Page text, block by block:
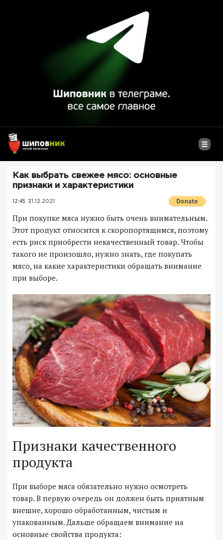
Как выбрать свежее мясо: основные
признаки и характеристики
12:45 31.12.2021
При покупке мяса нужно быть очень внимательным.
Этот продукт относится к скоропортящимся, поэтому
есть риск приобрести некачественный товар. Чтобы
такого не произошло, нужно знать, где покупать
мясо, на какие характеристики обращать внимание
при выборе.
Признаки качественного
продукта
При выборе мяса обязательно нужно осмотреть
товар. В первую очередь он должен быть приятным
внешне, хорошо обработанным, чистым и
упакованным. Дальше обращаем внимание на
основные свойства продукта: